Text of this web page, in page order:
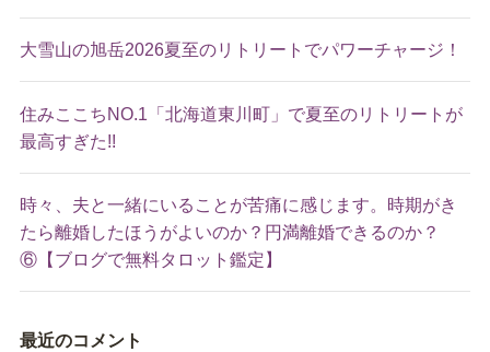
大雪山の旭岳2026夏至のリトリートでパワーチャージ！
住みここちNO.1「北海道東川町」で夏至のリトリートが
最高すぎた!!
時々、夫と一緒にいることが苦痛に感じます。時期がき
たら離婚したほうがよいのか？円満離婚できるのか？
⑥【ブログで無料タロット鑑定】
最近のコメント